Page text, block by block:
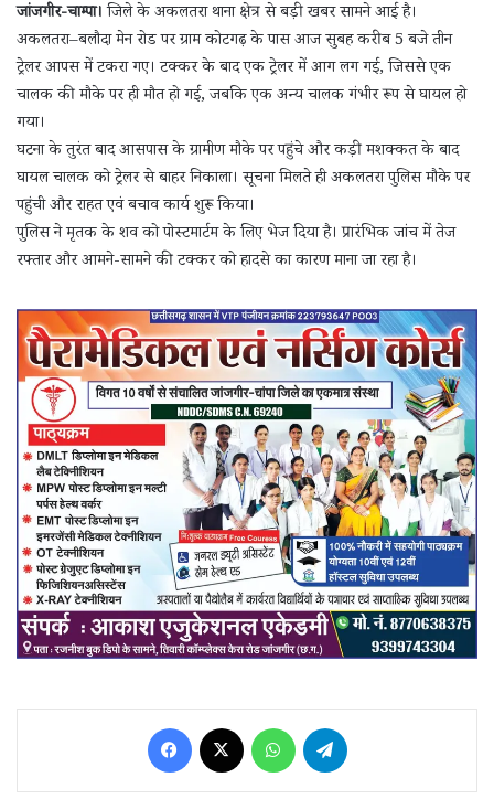
जांजगीर-चाम्पा।जिले के अकलतरा थाना क्षेत्र से बड़ी खबर सामने आई है।
अकलतरा–बलौदा मेन रोड पर ग्राम कोटगढ़ के पास आज सुबह करीब 5 बजे तीन
ट्रेलर आपस में टकरा गए। टक्कर के बाद एक ट्रेलर में आग लग गई, जिससे एक
चालक की मौके पर ही मौत हो गई, जबकि एक अन्य चालक गंभीर रूप से घायल हो
गया।
घटना के तुरंत बाद आसपास के ग्रामीण मौके पर पहुंचे और कड़ी मशक्कत के बाद
घायल चालक को ट्रेलर से बाहर निकाला। सूचना मिलते ही अकलतरा पुलिस मौके पर
पहुंची और राहत एवं बचाव कार्य शुरू किया।
पुलिस ने मृतक के शव को पोस्टमार्टम के लिए भेज दिया है। प्रारंभिक जांच में तेज
रफ्तार और आमने-सामने की टक्कर को हादसे का कारण माना जा रहा है।
Facebook WhatsApp